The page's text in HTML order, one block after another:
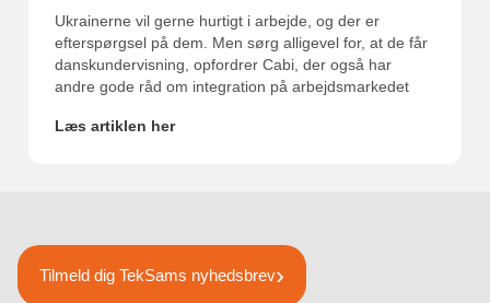
Ukrainerne vil gerne hurtigt i arbejde, og der er
efterspørgsel på dem. Men sørg alligevel for, at de får
danskundervisning, opfordrer Cabi, der også har
andre gode råd om integration på arbejdsmarkedet
Læs artiklen her
Tilmeld dig TekSams nyhedsbrev